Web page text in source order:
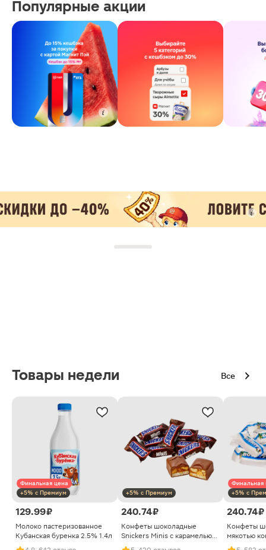
Популярные акции
Товары недели Все
Финальная цена
+5% с Премиум
129.99 ₽
Молоко пастеризованное
Кубанская буренка 2.5% 1.4л
+5% с Премиум
240.74 ₽
Конфеты шоколадные
Snickers Minis с карамелью
арахисом и нугой
Финальная
+5% с
240.74 ₽
Конфеты
мякотью